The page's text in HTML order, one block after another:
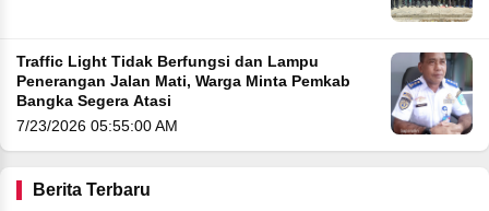
Traffic Light Tidak Berfungsi dan Lampu
Penerangan Jalan Mati, Warga Minta Pemkab
Bangka Segera Atasi
7/23/2026 05:55:00 AM
Berita Terbaru